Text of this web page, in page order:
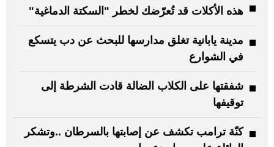
هذه الأكلات قد تُعرّضك لخطر "السكتة الدماغية"
مدينة يابانية تغلق مدارسها للبحث عن دب يتسكع
في الشوارع
شفقتها على الكلاب الضالة قادت الشرطة إلى
توقيفها
كنّة ترامب تكشف عن إصابتها بالسرطان ..وتشكر